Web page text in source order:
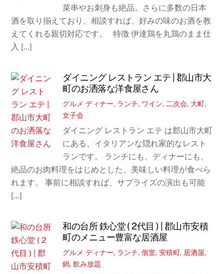
菜串やお刺身も絶品。さらに多数の日本
酒を取り揃えており、相談すれば、好みの味のお酒を教
えてくれる親切対応です。 特徴 伊達鶏を丸鶏のまま仕
入 […]
ダイニング レストラン エテ | 郡山市大
町のお洒落な洋食屋さん
グルメ ディナー, ランチ, ワイン, 二次会, 大町,
女子会
ダイニング レストラン エテ は郡山市大町
にある、イタリアンな隠れ家的なレスト
ランです。 ランチにも、ディナーにも、
絶品のお肉料理をはじめとした、美味しい料理が食べら
れます。 事前に相談すれば、サプライズの演出も可能
[…]
和の台所 鉄心堂 ( 2代目 ) | 郡山市安積
町のメニュー豊富な居酒屋
グルメ ディナー, ランチ,個室,安積町, 居酒屋,
鍋,飲み放題